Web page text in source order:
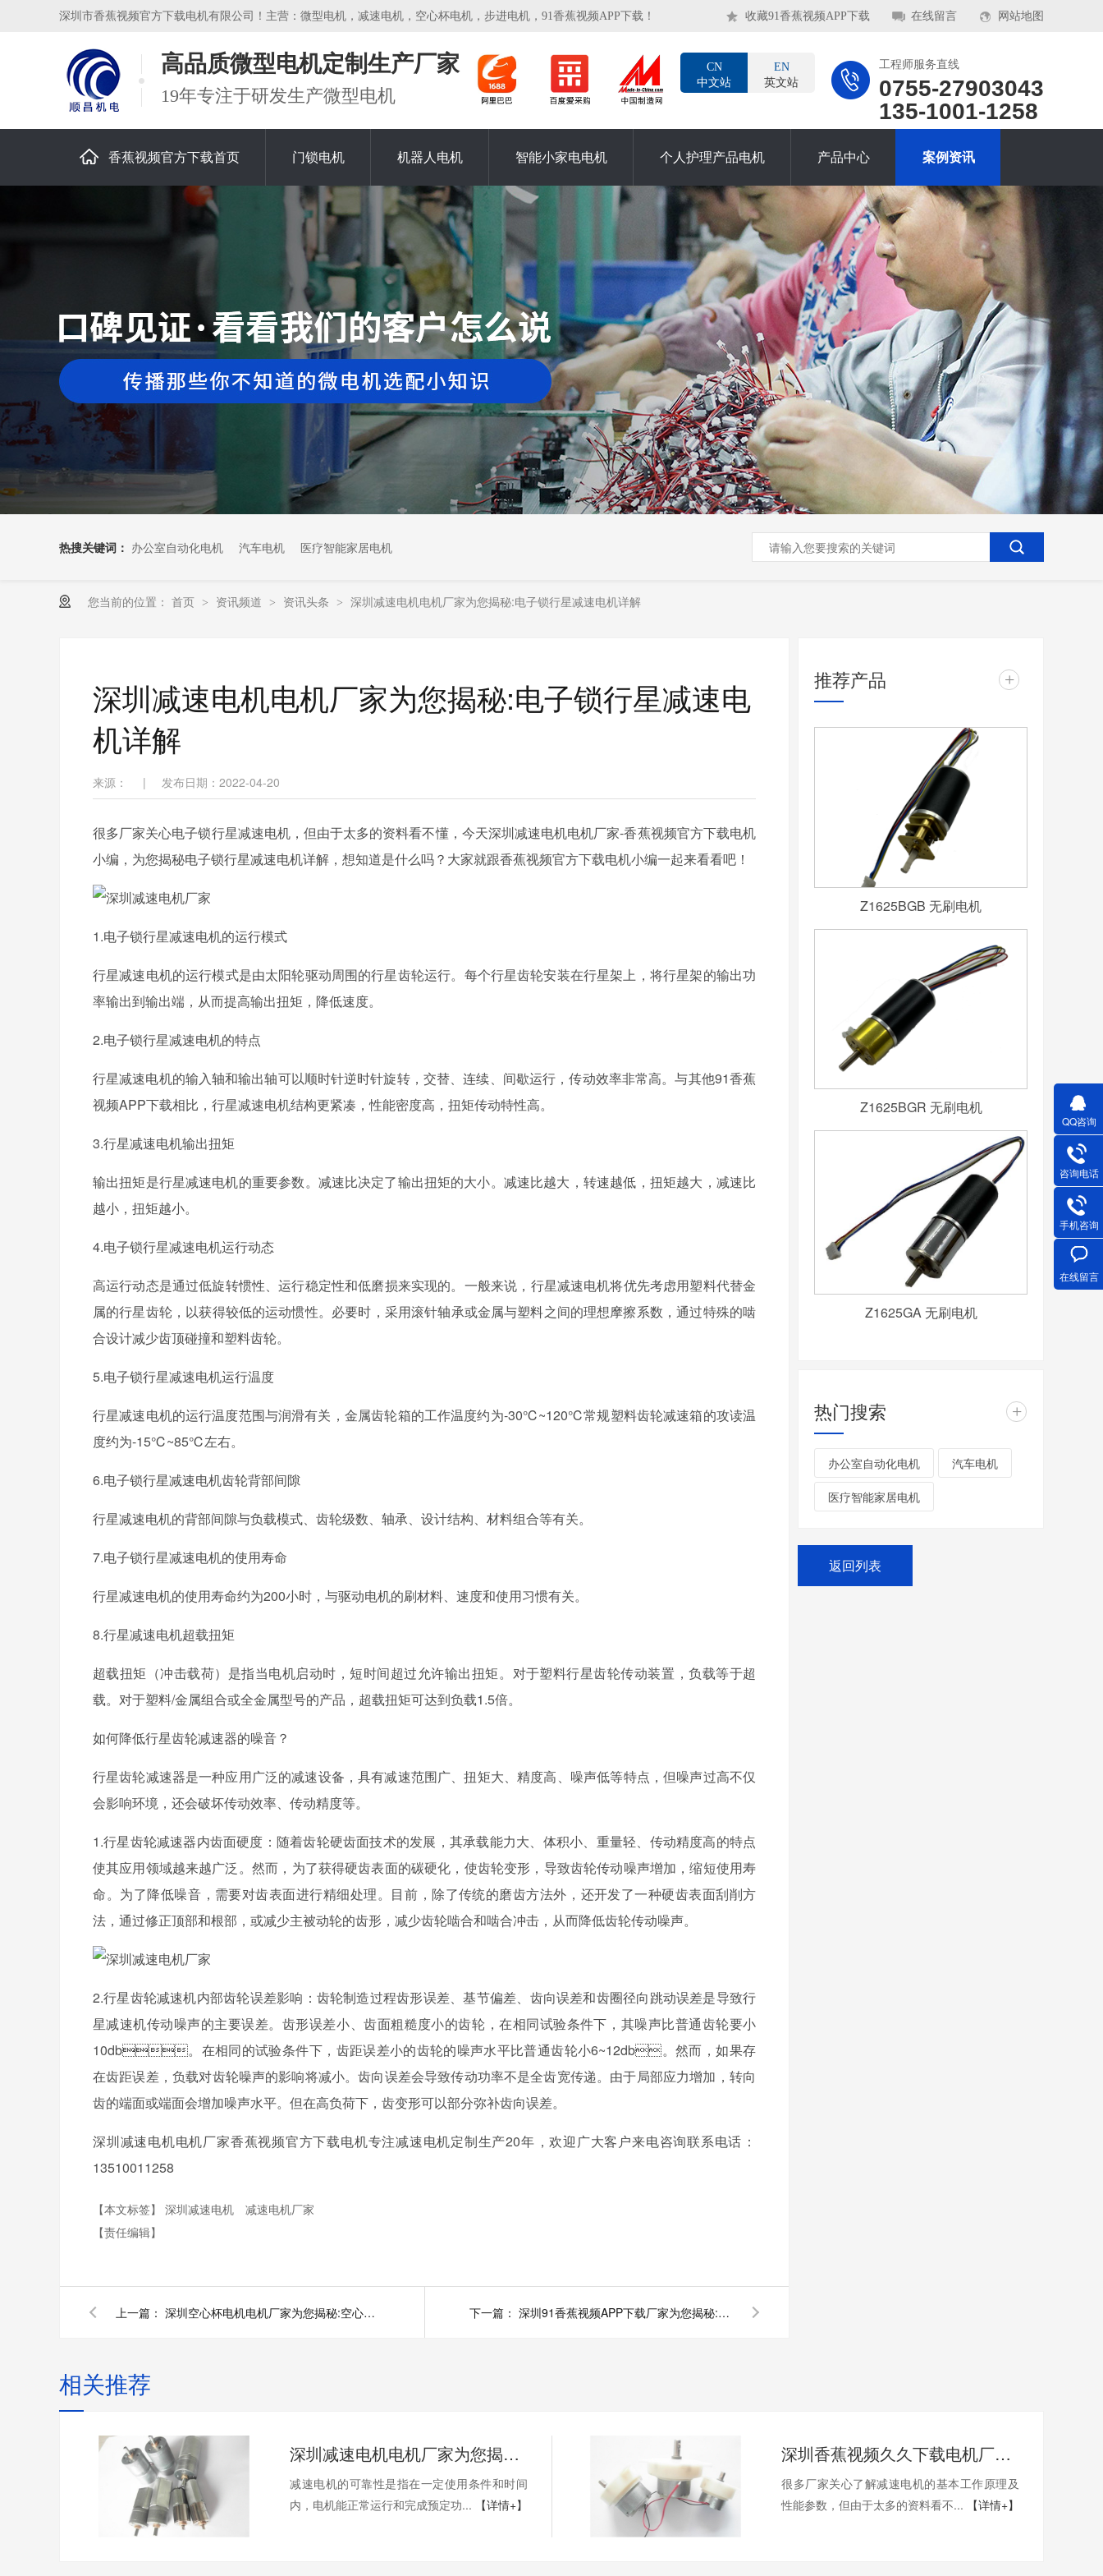
收藏91香蕉视频APP下载 在线留言 网站地图
深圳市香蕉视频官方下载电机有限公司！主营：微型电机，减速电机，空心杯电机，步进电机，91香蕉视频APP下载！
高品质微型电机定制生产厂家
19年专注于研发生产微型电机
工程师服务直线
0755-27903043
135-1001-1258
CN
中文站
EN
英文站
香蕉视频官方下载首页 门锁电机 机器人电机 智能小家电电机 个人护理产品电机 产品中心 案例资讯
关于香蕉视频官方下载
热搜关键词： 办公室自动化电机 汽车电机 医疗智能家居电机
您当前的位置： 首页 > 资讯频道 > 资讯头条 > 深圳减速电机电机厂家为您揭秘:电子锁行星减速电机详解
深圳减速电机电机厂家为您揭秘:电子锁行星减速电
机详解
来源： | 发布日期：2022-04-20
很多厂家关心电子锁行星减速电机，但由于太多的资料看不懂，今天深圳减速电机电机厂家-香蕉视频官方下载电机
小编，为您揭秘电子锁行星减速电机详解，想知道是什么吗？大家就跟香蕉视频官方下载电机小编一起来看看吧！
1.电子锁行星减速电机的运行模式
行星减速电机的运行模式是由太阳轮驱动周围的行星齿轮运行。每个行星齿轮安装在行星架上，将行星架的输出功
率输出到输出端，从而提高输出扭矩，降低速度。
2.电子锁行星减速电机的特点
行星减速电机的输入轴和输出轴可以顺时针逆时针旋转，交替、连续、间歇运行，传动效率非常高。与其他91香蕉
视频APP下载相比，行星减速电机结构更紧凑，性能密度高，扭矩传动特性高。
3.行星减速电机输出扭矩
输出扭矩是行星减速电机的重要参数。减速比决定了输出扭矩的大小。减速比越大，转速越低，扭矩越大，减速比
越小，扭矩越小。
4.电子锁行星减速电机运行动态
高运行动态是通过低旋转惯性、运行稳定性和低磨损来实现的。一般来说，行星减速电机将优先考虑用塑料代替金
属的行星齿轮，以获得较低的运动惯性。必要时，采用滚针轴承或金属与塑料之间的理想摩擦系数，通过特殊的啮
合设计减少齿顶碰撞和塑料齿轮。
5.电子锁行星减速电机运行温度
行星减速电机的运行温度范围与润滑有关，金属齿轮箱的工作温度约为-30℃~120℃常规塑料齿轮减速箱的攻读温
度约为-15℃~85℃左右。
6.电子锁行星减速电机齿轮背部间隙
行星减速电机的背部间隙与负载模式、齿轮级数、轴承、设计结构、材料组合等有关。
7.电子锁行星减速电机的使用寿命
行星减速电机的使用寿命约为200小时，与驱动电机的刷材料、速度和使用习惯有关。
8.行星减速电机超载扭矩
超载扭矩（冲击载荷）是指当电机启动时，短时间超过允许输出扭矩。对于塑料行星齿轮传动装置，负载等于超
载。对于塑料/金属组合或全金属型号的产品，超载扭矩可达到负载1.5倍。
如何降低行星齿轮减速器的噪音？
行星齿轮减速器是一种应用广泛的减速设备，具有减速范围广、扭矩大、精度高、噪声低等特点，但噪声过高不仅
会影响环境，还会破坏传动效率、传动精度等。
1.行星齿轮减速器内齿面硬度：随着齿轮硬齿面技术的发展，其承载能力大、体积小、重量轻、传动精度高的特点
使其应用领域越来越广泛。然而，为了获得硬齿表面的碳硬化，使齿轮变形，导致齿轮传动噪声增加，缩短使用寿
命。为了降低噪音，需要对齿表面进行精细处理。目前，除了传统的磨齿方法外，还开发了一种硬齿表面刮削方
法，通过修正顶部和根部，或减少主被动轮的齿形，减少齿轮啮合和啮合冲击，从而降低齿轮传动噪声。
2.行星齿轮减速机内部齿轮误差影响：齿轮制造过程齿形误差、基节偏差、齿向误差和齿圈径向跳动误差是导致行
星减速机传动噪声的主要误差。齿形误差小、齿面粗糙度小的齿轮，在相同试验条件下，其噪声比普通齿轮要小
10db。在相同的试验条件下，齿距误差小的齿轮的噪声水平比普通齿轮小6~12db。然而，如果存
在齿距误差，负载对齿轮噪声的影响将减小。齿向误差会导致传动功率不是全齿宽传递。由于局部应力增加，转向
齿的端面或端面会增加噪声水平。但在高负荷下，齿变形可以部分弥补齿向误差。
深圳减速电机电机厂家香蕉视频官方下载电机专注减速电机定制生产20年，欢迎广大客户来电咨询联系电话：
13510011258
【本文标签】 深圳减速电机
减速电机厂家
【责任编辑】
上一篇： 深圳空心杯电机电机厂家为您揭秘:空心杯电机应用广泛的原因 下一篇： 深圳91香蕉视频APP下载厂家为您揭秘:大扭矩香蕉视频久久下载齿轮减速器与涡轮减速器的区别
推荐产品 +
Z1625BGB 无刷电机
Z1625BGR 无刷电机
Z1625GA 无刷电机
热门搜索 +
办公室自动化电机 汽车电机
医疗智能家居电机
返回列表
相关推荐
深圳减速电机电机厂家为您揭秘:减速电机的可靠性与故障分析
减速电机的可靠性是指在一定使用条件和时间
内，电机能正常运行和完成预定功...
【详情+】
深圳香蕉视频久久下载电机厂家为您揭秘:了解减速电机的基本工作原理及性能参数
很多厂家关心了解减速电机的基本工作原理及
性能参数，但由于太多的资料看不...
【详情+】
QQ咨询
咨询电话
手机咨询
在线留言